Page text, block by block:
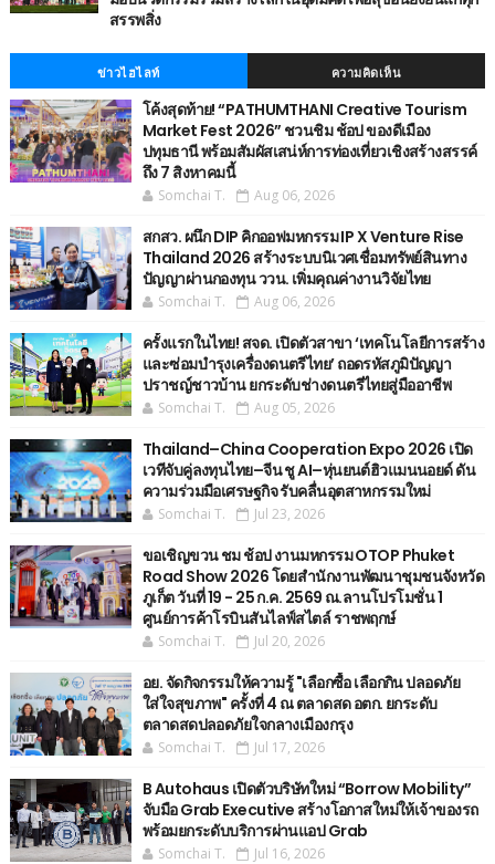
สรรพสิ่ง
ข่าวไฮไลท์ ความคิดเห็น
โค้งสุดท้าย! “PATHUMTHANI Creative Tourism
Market Fest 2026” ชวนชิม ช้อป ของดีเมือง
ปทุมธานี พร้อมสัมผัสเสน่ห์การท่องเที่ยวเชิงสร้างสรรค์
ถึง 7 สิงหาคมนี้
Somchai T. Aug 06, 2026
สกสว. ผนึก DIP คิกออฟมหกรรม IP X Venture Rise
Thailand 2026 สร้างระบบนิเวศเชื่อมทรัพย์สินทาง
ปัญญาผ่านกองทุน ววน. เพิ่มคุณค่างานวิจัยไทย
Somchai T. Aug 06, 2026
ครั้งแรกในไทย! สจด. เปิดตัวสาขา ‘เทคโนโลยีการสร้าง
และซ่อมบำรุงเครื่องดนตรีไทย’ ​ถอดรหัสภูมิปัญญา
ปราชญ์ชาวบ้าน ยกระดับช่างดนตรีไทยสู่มืออาชีพ
Somchai T. Aug 05, 2026
Thailand–China Cooperation Expo 2026 เปิด
เวทีจับคู่ลงทุนไทย–จีน ชู AI–หุ่นยนต์ฮิวแมนนอยด์ ดัน
ความร่วมมือเศรษฐกิจ รับคลื่นอุตสาหกรรมใหม่
Somchai T. Jul 23, 2026
ขอเชิญขวน ชม ช้อป งานมหกรรม OTOP Phuket
Road Show 2026 โดยสำนักงานพัฒนาชุมชนจังหวัด
ภูเก็ต วันที่ 19 - 25 ก.ค. 2569 ณ.ลานโปรโมชั่น 1
ศูนย์การค้าโรบินสันไลฟ์สไตล์ ราชพฤกษ์
Somchai T. Jul 20, 2026
อย. จัดกิจกรรมให้ความรู้ "เลือกซื้อ เลือกกิน ปลอดภัย
ใส่ใจสุขภาพ" ครั้งที่ 4 ณ ตลาดสด อตก. ยกระดับ
ตลาดสดปลอดภัยใจกลางเมืองกรุง
Somchai T. Jul 17, 2026
B Autohaus เปิดตัวบริษัทใหม่ “Borrow Mobility”
จับมือ Grab Executive สร้างโอกาสใหม่ให้เจ้าของรถ
พร้อมยกระดับบริการผ่านแอป Grab
Somchai T. Jul 16, 2026